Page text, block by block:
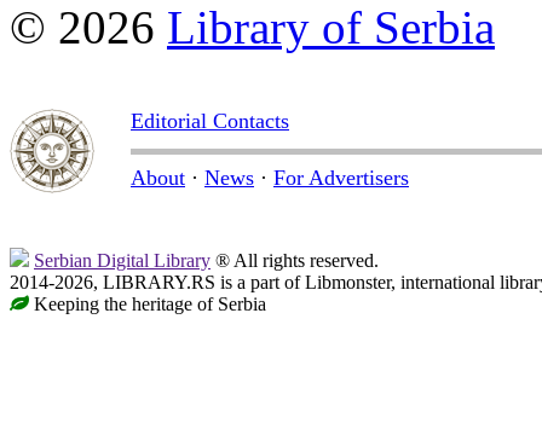
© 2026 Library of Serbia
Editorial Contacts
About · News · For Advertisers
Serbian Digital Library ® All rights reserved.
2014-2026, LIBRARY.RS is a part of Libmonster, international
Keeping the heritage of Serbia